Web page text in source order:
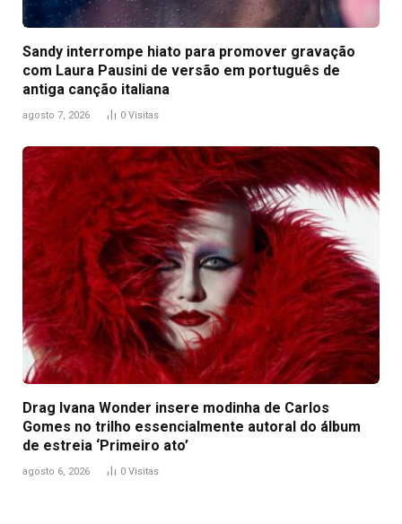
Sandy interrompe hiato para promover gravação
com Laura Pausini de versão em português de
antiga canção italiana
agosto 7, 2026 0 Visitas
Drag Ivana Wonder insere modinha de Carlos
Gomes no trilho essencialmente autoral do álbum
de estreia ‘Primeiro ato’
agosto 6, 2026 0 Visitas